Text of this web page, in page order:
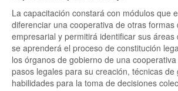
La capacitación constará con módulos que
diferenciar una cooperativa de otras formas
empresarial y permitirá identificar sus áreas
se aprenderá el proceso de constitución
los órganos de gobierno de una
pasos legales para su creación, técnicas de
habilidades para la toma de decisiones